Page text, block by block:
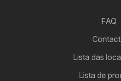
FAQ
Lista das
Lista de